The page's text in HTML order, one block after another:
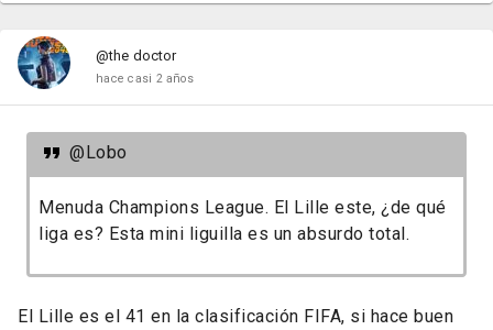
@the doctor
hace casi 2 años
@Lobo
Menuda Champions League. El Lille este, ¿de qué
liga es? Esta mini liguilla es un absurdo total.
El Lille es el 41 en la clasificación FIFA, si hace buen